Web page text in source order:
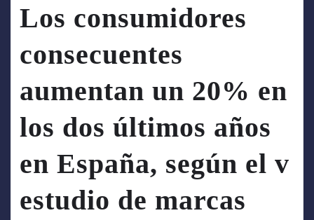
Los consumidores
consecuentes
aumentan un 20% en
los dos últimos años
en España, según el v
estudio de marcas